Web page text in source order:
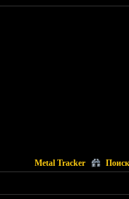
Metal Tracker Поиск